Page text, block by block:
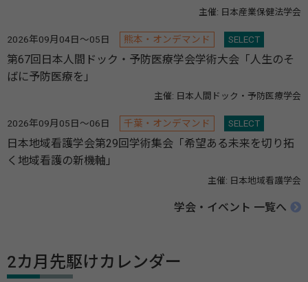
主催: 日本産業保健法学会
2026年09月04日～05日 熊本・オンデマンド SELECT
第67回日本人間ドック・予防医療学会学術大会「人生のそ
ばに予防医療を」
主催: 日本人間ドック・予防医療学会
2026年09月05日～06日 千葉・オンデマンド SELECT
日本地域看護学会第29回学術集会「希望ある未来を切り拓
く地域看護の新機軸」
主催: 日本地域看護学会
学会・イベント 一覧へ
2カ月先駆けカレンダー